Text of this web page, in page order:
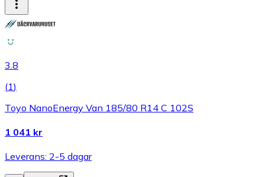
3.8
(1)
Toyo NanoEnergy Van 185/80 R14 C 102S
1 041 kr
Leverans: 2-5 dagar